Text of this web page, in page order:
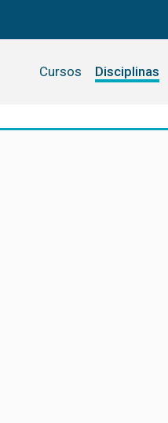
Cursos Disciplinas